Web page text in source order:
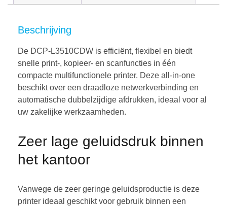
Beschrijving
De DCP-L3510CDW is efficiënt, flexibel en biedt
snelle print-, kopieer- en scanfuncties in één
compacte multifunctionele printer. Deze all-in-one
beschikt over een draadloze netwerkverbinding en
automatische dubbelzijdige afdrukken, ideaal voor al
uw zakelijke werkzaamheden.
Zeer lage geluidsdruk binnen
het kantoor
Vanwege de zeer geringe geluidsproductie is deze
printer ideaal geschikt voor gebruik binnen een